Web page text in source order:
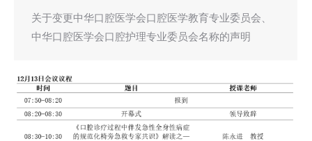
关于变更中华口腔医学会口腔医学教育专业委员会、
中华口腔医学会口腔护理专业委员会名称的声明